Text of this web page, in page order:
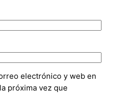
electrónico y web en
próxima vez que